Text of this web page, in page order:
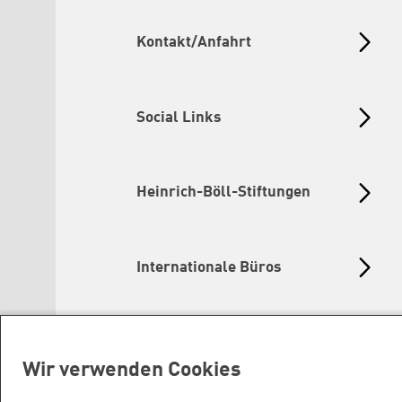
Kontakt/Anfahrt
Social Links
Heinrich-Böll-Stiftungen
Internationale Büros
Wir verwenden Cookies